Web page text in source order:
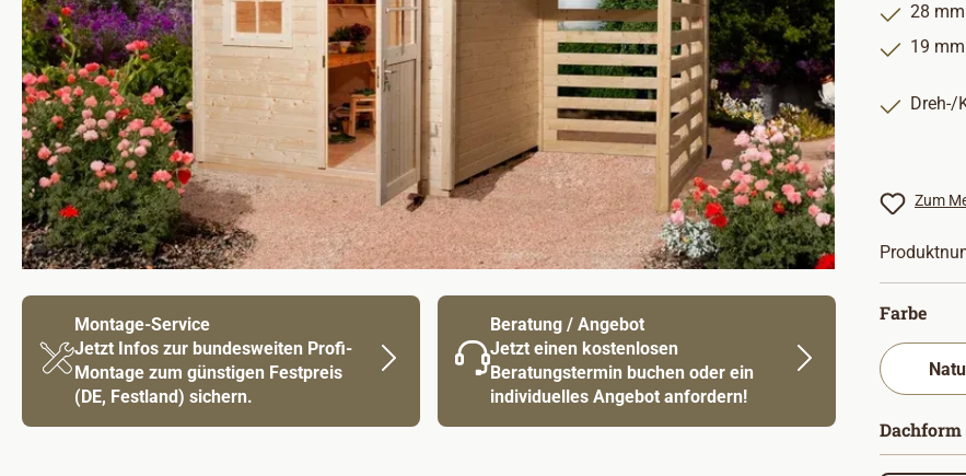
Montage-Service
Jetzt Infos zur bundesweiten Profi-
Montage zum günstigen Festpreis
(DE, Festland) sichern.
Beratung / Angebot
Jetzt einen kostenlosen
Beratungstermin buchen oder ein
individuelles Angebot anfordern!
28
19
Dreh-/
Zum
Farbe
Dachform